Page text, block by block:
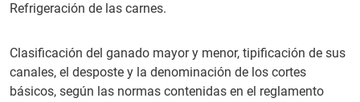
Refrigeración de las carnes.
Clasificación del ganado mayor y menor, tipificación de sus
canales, el desposte y la denominación de los cortes
básicos, según las normas contenidas en el reglamento